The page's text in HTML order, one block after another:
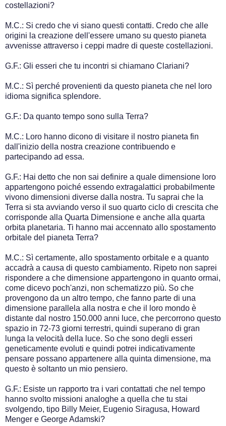
costellazioni?
M.C.: Si credo che vi siano questi contatti. Credo che alle
origini la creazione dell'essere umano su questo pianeta
avvenisse attraverso i ceppi madre di queste costellazioni.
G.F.: Gli esseri che tu incontri si chiamano Clariani?
M.C.: Sì perché provenienti da questo pianeta che nel loro
idioma significa splendore.
G.F.: Da quanto tempo sono sulla Terra?
M.C.: Loro hanno dicono di visitare il nostro pianeta fin
dall'inizio della nostra creazione contribuendo e
partecipando ad essa.
G.F.: Hai detto che non sai definire a quale dimensione loro
appartengono poiché essendo extragalattici probabilmente
vivono dimensioni diverse dalla nostra. Tu saprai che la
Terra si sta avviando verso il suo quarto ciclo di crescita che
corrisponde alla Quarta Dimensione e anche alla quarta
orbita planetaria. Ti hanno mai accennato allo spostamento
orbitale del pianeta Terra?
M.C.: Sì certamente, allo spostamento orbitale e a quanto
accadrà a causa di questo cambiamento. Ripeto non saprei
rispondere a che dimensione appartengono in quanto ormai,
come dicevo poch'anzi, non schematizzo più. So che
provengono da un altro tempo, che fanno parte di una
dimensione parallela alla nostra e che il loro mondo è
distante dal nostro 150.000 anni luce, che percorrono questo
spazio in 72-73 giorni terrestri, quindi superano di gran
lunga la velocità della luce. So che sono degli esseri
geneticamente evoluti e quindi potrei indicativamente
pensare possano appartenere alla quinta dimensione, ma
questo è soltanto un mio pensiero.
G.F.: Esiste un rapporto tra i vari contattati che nel tempo
hanno svolto missioni analoghe a quella che tu stai
svolgendo, tipo Billy Meier, Eugenio Siragusa, Howard
Menger e George Adamski?